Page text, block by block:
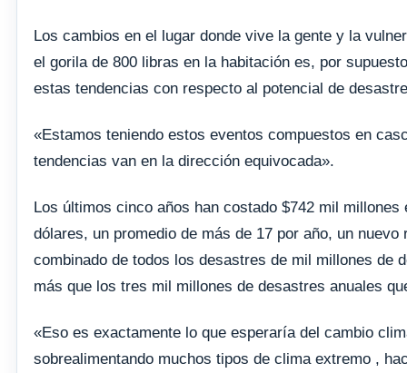
Los cambios en el lugar donde vive la gente y la
el gorila de 800 libras en la habitación es, por
estas tendencias con respecto al potencial de
«Estamos teniendo estos eventos compuestos en
tendencias van en la dirección equivocada».
Los últimos cinco años han costado $742 mil
dólares, un promedio de más de 17 por año, un
combinado de todos los desastres de mil millones de
más que los tres mil millones de desastres anuales
«Eso es exactamente lo que esperaría del cambio
sobrealimentando muchos tipos de clima extremo ,